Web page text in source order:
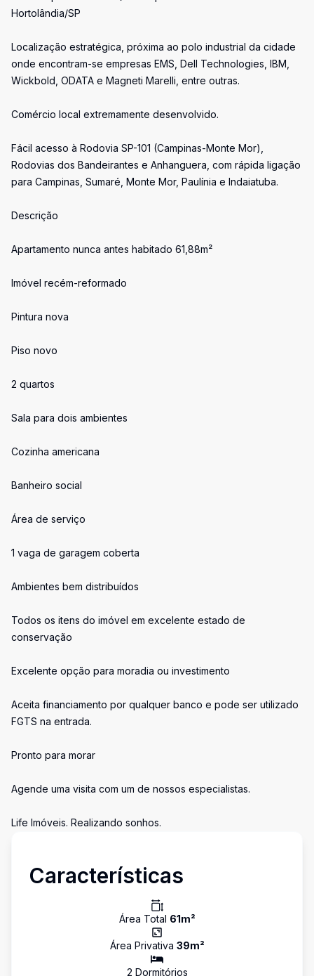
Hortolândia/SP
Localização estratégica, próxima ao polo industrial da cidade
onde encontram-se empresas EMS, Dell Technologies, IBM,
Wickbold, ODATA e Magneti Marelli, entre outras.
Comércio local extremamente desenvolvido.
Fácil acesso à Rodovia SP-101 (Campinas-Monte Mor),
Rodovias dos Bandeirantes e Anhanguera, com rápida ligação
para Campinas, Sumaré, Monte Mor, Paulínia e Indaiatuba.
Descrição
Apartamento nunca antes habitado 61,88m²
Imóvel recém-reformado
Pintura nova
Piso novo
2 quartos
Sala para dois ambientes
Cozinha americana
Banheiro social
Área de serviço
1 vaga de garagem coberta
Ambientes bem distribuídos
Todos os itens do imóvel em excelente estado de
conservação
Excelente opção para moradia ou investimento
Aceita financiamento por qualquer banco e pode ser utilizado
FGTS na entrada.
Pronto para morar
Agende uma visita com um de nossos especialistas.
Life Imóveis. Realizando sonhos.
Características
Área Total 61m²
Área Privativa 39m²
2 Dormitórios